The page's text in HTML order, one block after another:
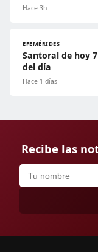
Hace 3h
EFEMÉRIDES
Santoral de hoy
del día
Hace 1 días
Recibe las